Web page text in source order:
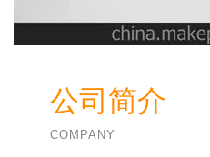
公司简介
COMPANY